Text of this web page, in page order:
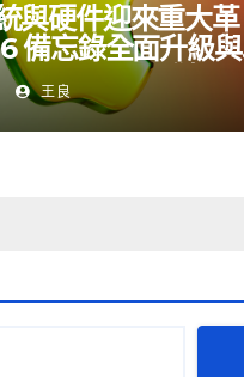
與硬件迎來重大革
備忘錄全面升級與
Pro 登場
王良